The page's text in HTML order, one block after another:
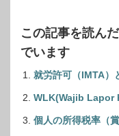
この記事を読ん
でいます
就労許可（IMTA）
WLK(Wajib Lapor
個人の所得税率（